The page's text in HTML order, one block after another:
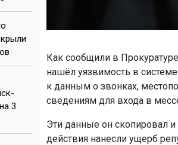
3
Как сообщили в
нашёл уязвимость в
к данным о звонках,
сведениям для входа в
Эти данные он скопировал и
действия нанесли ущерб